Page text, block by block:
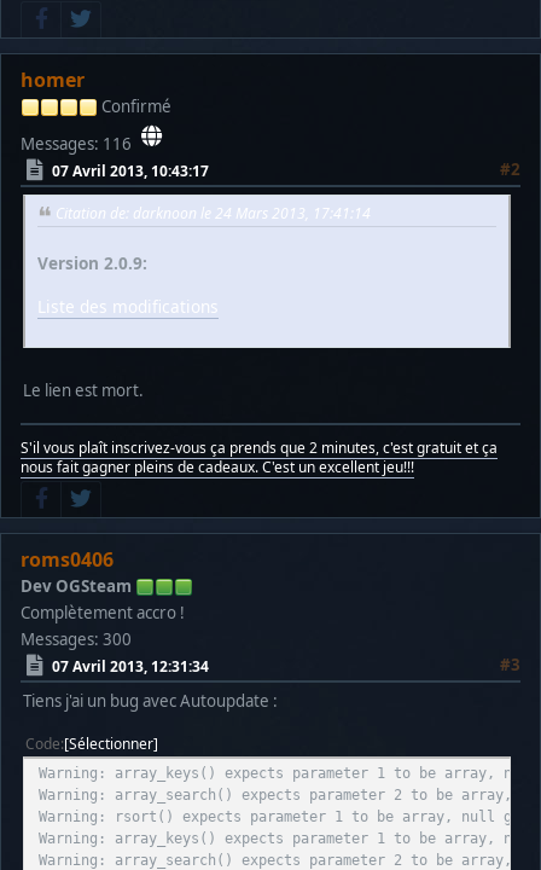
homer
Confirmé
Messages: 116
07 Avril 2013, 10:43:17 #2
Citation de: darknoon le 24 Mars 2013, 17:41:14
Version 2.0.9:
Liste des modifications
Le lien est mort.
S'il vous plaît inscrivez-vous ça prends que 2 minutes, c'est gratuit et ça
nous fait gagner pleins de cadeaux. C'est un excellent jeu!!!
roms0406
Dev OGSteam
Complètement accro !
Messages: 300
07 Avril 2013, 12:31:34
#3
Tiens j'ai un bug avec Autoupdate :
Code Sélectionner
Warning: array_keys() expects parameter 1 to be array, null
Warning: array_search() expects parameter 2 to be array,
Warning: rsort() expects parameter 1 to be array, null given
Warning: array_keys() expects parameter 1 to be array, null
Warning: array_search() expects parameter 2 to be array,